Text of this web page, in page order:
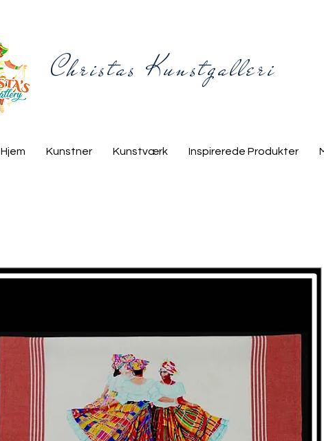
Christas Kunstgalleri
Hjem Kunstner Kunstværk Inspirerede Produkter